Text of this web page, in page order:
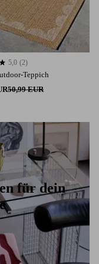
Teppich
50,99 EUR
auf 2 Bewertungen
5,0 (2)
für dein